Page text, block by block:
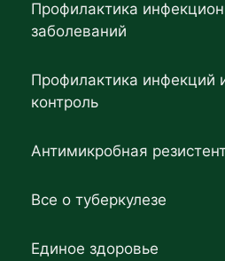
Профилактика
заболеваний
Профилактика инфекций
контроль
Антимикробная
Все о туберкулезе
Единое здоровье